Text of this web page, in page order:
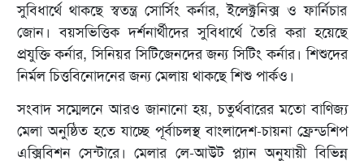
সুবিধার্থে থাকছে স্বতন্ত্র সোর্সিং কর্নার, ইলেক্ট্রনিক্স ও ফার্নিচার
জোন। বয়সভিত্তিক দর্শনার্থীদের সুবিধার্থে তৈরি করা হয়েছে
প্রযুক্তি কর্নার, সিনিয়র সিটিজেনদের জন্য সিটিং কর্নার। শিশুদের
নির্মল চিত্তবিনোদনের জন্য মেলায় থাকছে শিশু পার্কও।
সংবাদ সম্মেলনে আরও জানানো হয়, চতুর্থবারের মতো বাণিজ্য
মেলা অনুষ্ঠিত হতে যাচ্ছে পূর্বাচলস্থ বাংলাদেশ-চায়না ফ্রেন্ডশিপ
এক্সিবিশন সেন্টারে। মেলার লে-আউট প্ল্যান অনুযায়ী বিভিন্ন